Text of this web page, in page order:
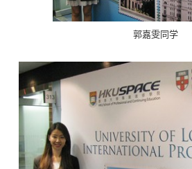
郭嘉雯同学